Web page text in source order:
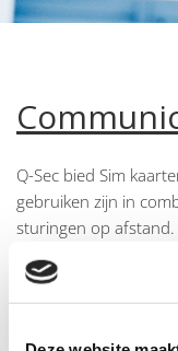
Q-Sec bied Sim
gebruiken zijn in
sturingen op
voor GPRS
meldkamer. Ook
track en trace